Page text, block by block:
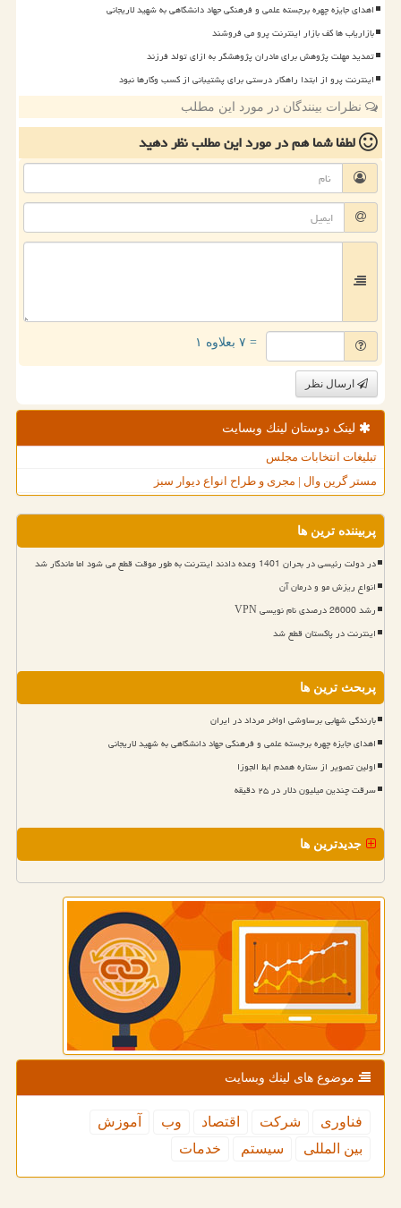
اهدای جایزه چهره برجسته علمی و فرهنگی جهاد دانشگاهی به شهید لاریجانی
بازاریاب ها کف بازار اینترنت پرو می فروشند
تمدید مهلت پژوهش برای مادران پژوهشگر به ازای تولد فرزند
اینترنت پرو از ابتدا راهکار درستی برای پشتیبانی از کسب وکارها نبود
نظرات بینندگان در مورد این مطلب
لطفا شما همدر مورد این مطلبنظر دهید
= ۷ بعلاوه ۱
ارسال نظر
لینک دوستان لینك وبسایت
تبلیغات انتخابات مجلس
مستر گرین وال | مجری و طراح انواع دیوار سبز
پربیننده ترین ها
در دولت رئیسی در بحران 1401 وعده دادند اینترنت به طور موقت قطع می شود اما ماندگار شد
انواع ریزش مو و درمان آن
رشد 26000 درصدی نام نویسی VPN
اینترنت در پاکستان قطع شد
پربحث ترین ها
بارندگی شهابی برساوشی اواخر مرداد در ایران
اهدای جایزه چهره برجسته علمی و فرهنگی جهاد دانشگاهی به شهید لاریجانی
اولین تصویر از ستاره همدم ابط الجوزا
سرقت چندین میلیون دلار در ۲۵ دقیقه
جدیدترین ها
موضوع های لینك وبسایت
فناوری شركت اقتصاد وب
آموزش
بین المللی
سیستم خدمات